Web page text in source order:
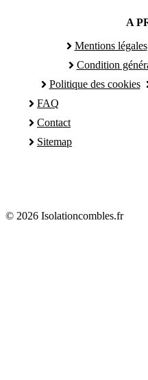
A
Mentions légales
Condition
Politique des cookies
FAQ
Contact
Sitemap
© 2026 Isolationcombles.fr